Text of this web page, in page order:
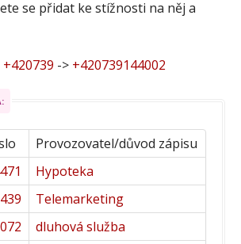
se přidat ke stížnosti na něj a
+420739 -> +420739144002
Provozovatel/důvod zápisu
Hypoteka
Telemarketing
dluhová služba